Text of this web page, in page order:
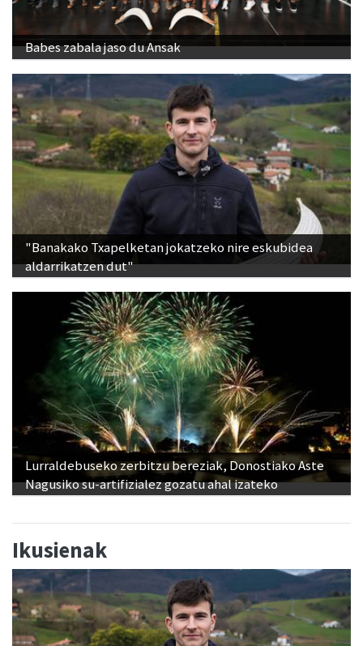
Babes zabala jaso du Ansak
"Banakako Txapelketan jokatzeko nire eskubidea
aldarrikatzen dut"
Lurraldebuseko zerbitzu bereziak, Donostiako Aste
Nagusiko su-artifizialez gozatu ahal izateko